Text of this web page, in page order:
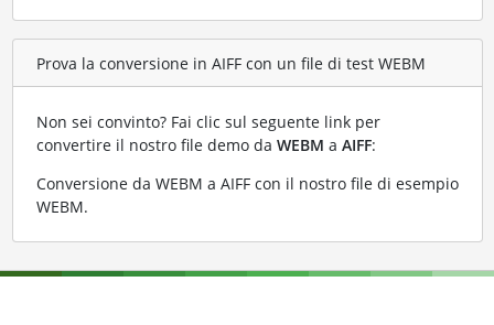
Prova la conversione in AIFF con un file di test WEBM
Non sei convinto? Fai clic sul seguente link per
convertire il nostro file demo da WEBM a AIFF:
Conversione da WEBM a AIFF con il nostro file di esempio
WEBM.